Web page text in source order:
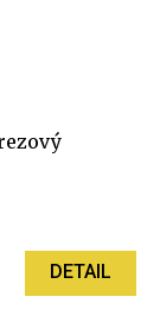
DETAIL